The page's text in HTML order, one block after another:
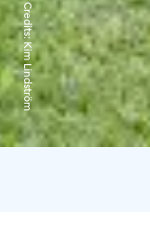
Credits:
Kim Lindström